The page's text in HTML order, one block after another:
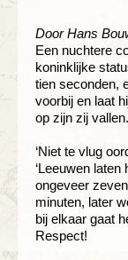
Door Hans
Een nuchtere
koninklijke
tien seconden,
voorbij en laat
op zijn zij
‘Niet te vlug
‘Leeuwen
ongeveer
minuten, later
bij elkaar gaat
Respect!